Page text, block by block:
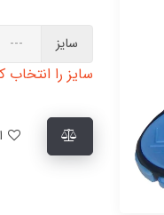
سایز
سایز را انتخاب